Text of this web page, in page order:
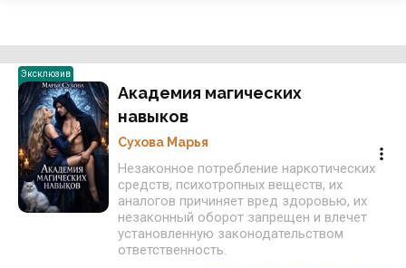
Эксклюзив
Академия магических
навыков
Сухова Марья
Незаконное потребление наркотических
средств, психотропных веществ, их
аналогов причиняет вред здоровью, их
незаконный оборот запрещен и влечет
установленную законодательством
ответственность.